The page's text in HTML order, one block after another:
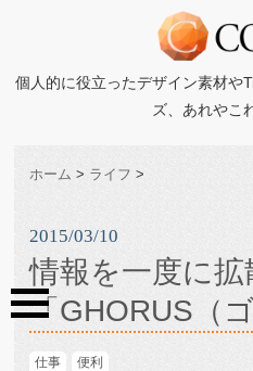
個人的に役立ったデザイン素材や
ズ、あれやこ
ホーム > ライフ >
2015/03/10
情報を一度に
「GHORUS（
仕事 便利